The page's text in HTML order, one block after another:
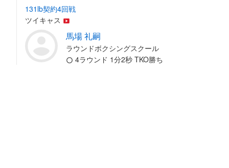
131lb契約4回戦
ツイキャス
馬場 礼嗣
ラウンドボクシングスクール
4ラウンド 1分2秒 TKO勝ち